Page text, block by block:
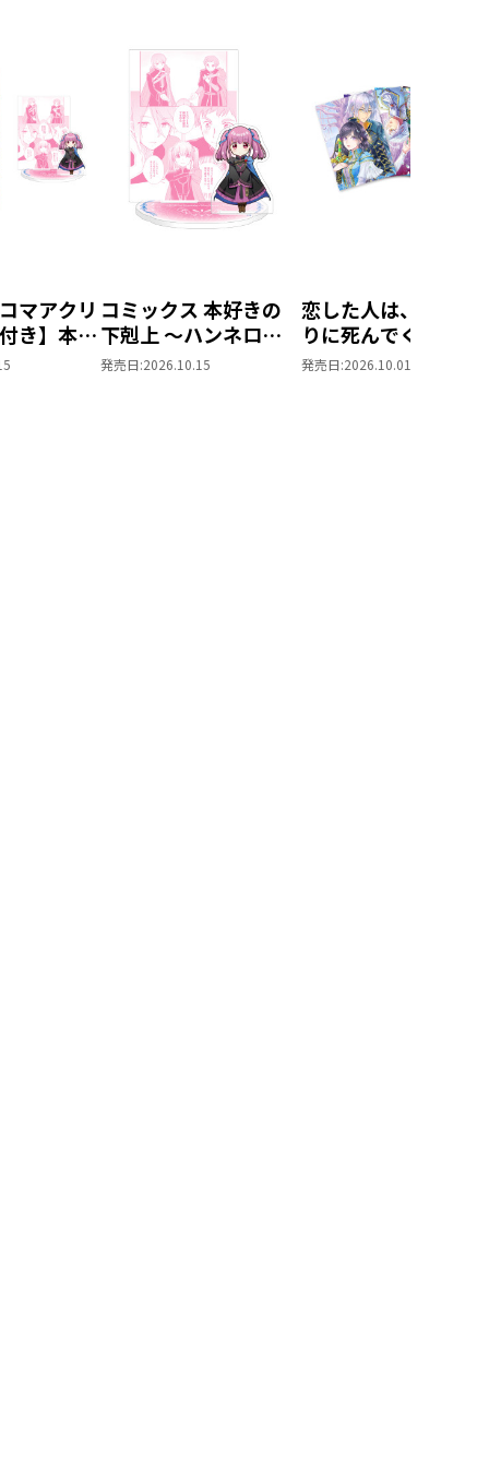
マアクリ
き】本好
ハンネ
コミックス 本好きの
下剋上 ～ハンネロー
レの貴族院五年生～
発売日:2026.10.15
恋した人は、妹の代
りに死んでくれと言
た。＠COMIC ポス
発売日:2026.10.01